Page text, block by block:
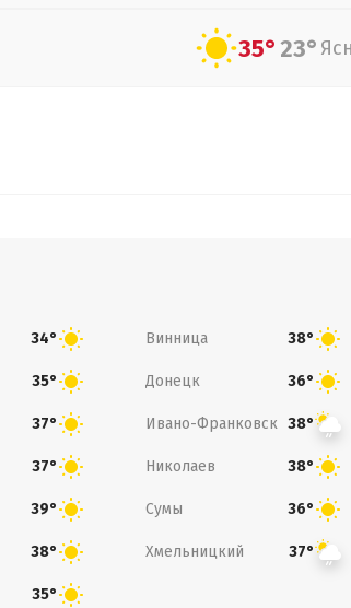
35°23°
34° Винница 38°
35° Донецк 36°
37° Ивано-Франковск 38°
37° Николаев 38°
39° Сумы 36°
38° Хмельницкий 37°
35°